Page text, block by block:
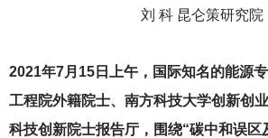
刘 科 昆仑策研究院
2021年7月15日上午，国际知名的能源
工程院外籍院士、南方科技大学创新创
科技创新院士报告厅，围绕“碳中和误区